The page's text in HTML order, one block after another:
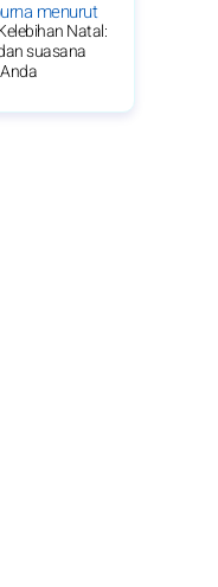
menurut
Natal:
suasana